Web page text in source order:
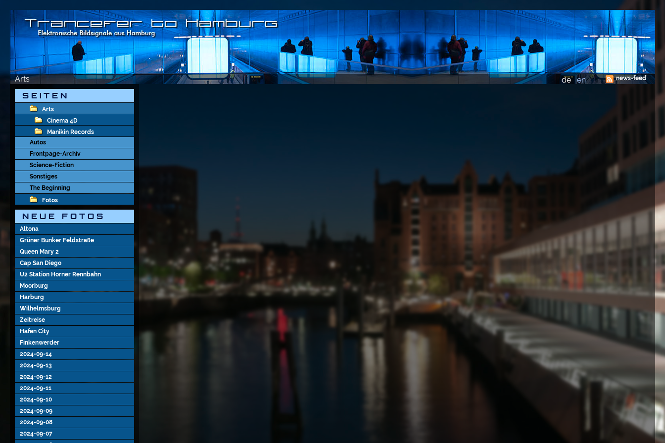
Arts de en news-feed
S E I T E N
Arts
Cinema 4D
Manikin Records
Autos
Frontpage-Archiv
Science-Fiction
Sonstiges
The Beginning
Fotos
N E U E   F O T O S
Altona
Grüner Bunker Feldstraße
Queen Mary 2
Cap San Diego
U2 Station Horner Rennbahn
Moorburg
Harburg
Wilhelmsburg
Zeitreise
Hafen City
Finkenwerder
2024-09-14
2024-09-13
2024-09-12
2024-09-11
2024-09-10
2024-09-09
2024-09-08
2024-09-07